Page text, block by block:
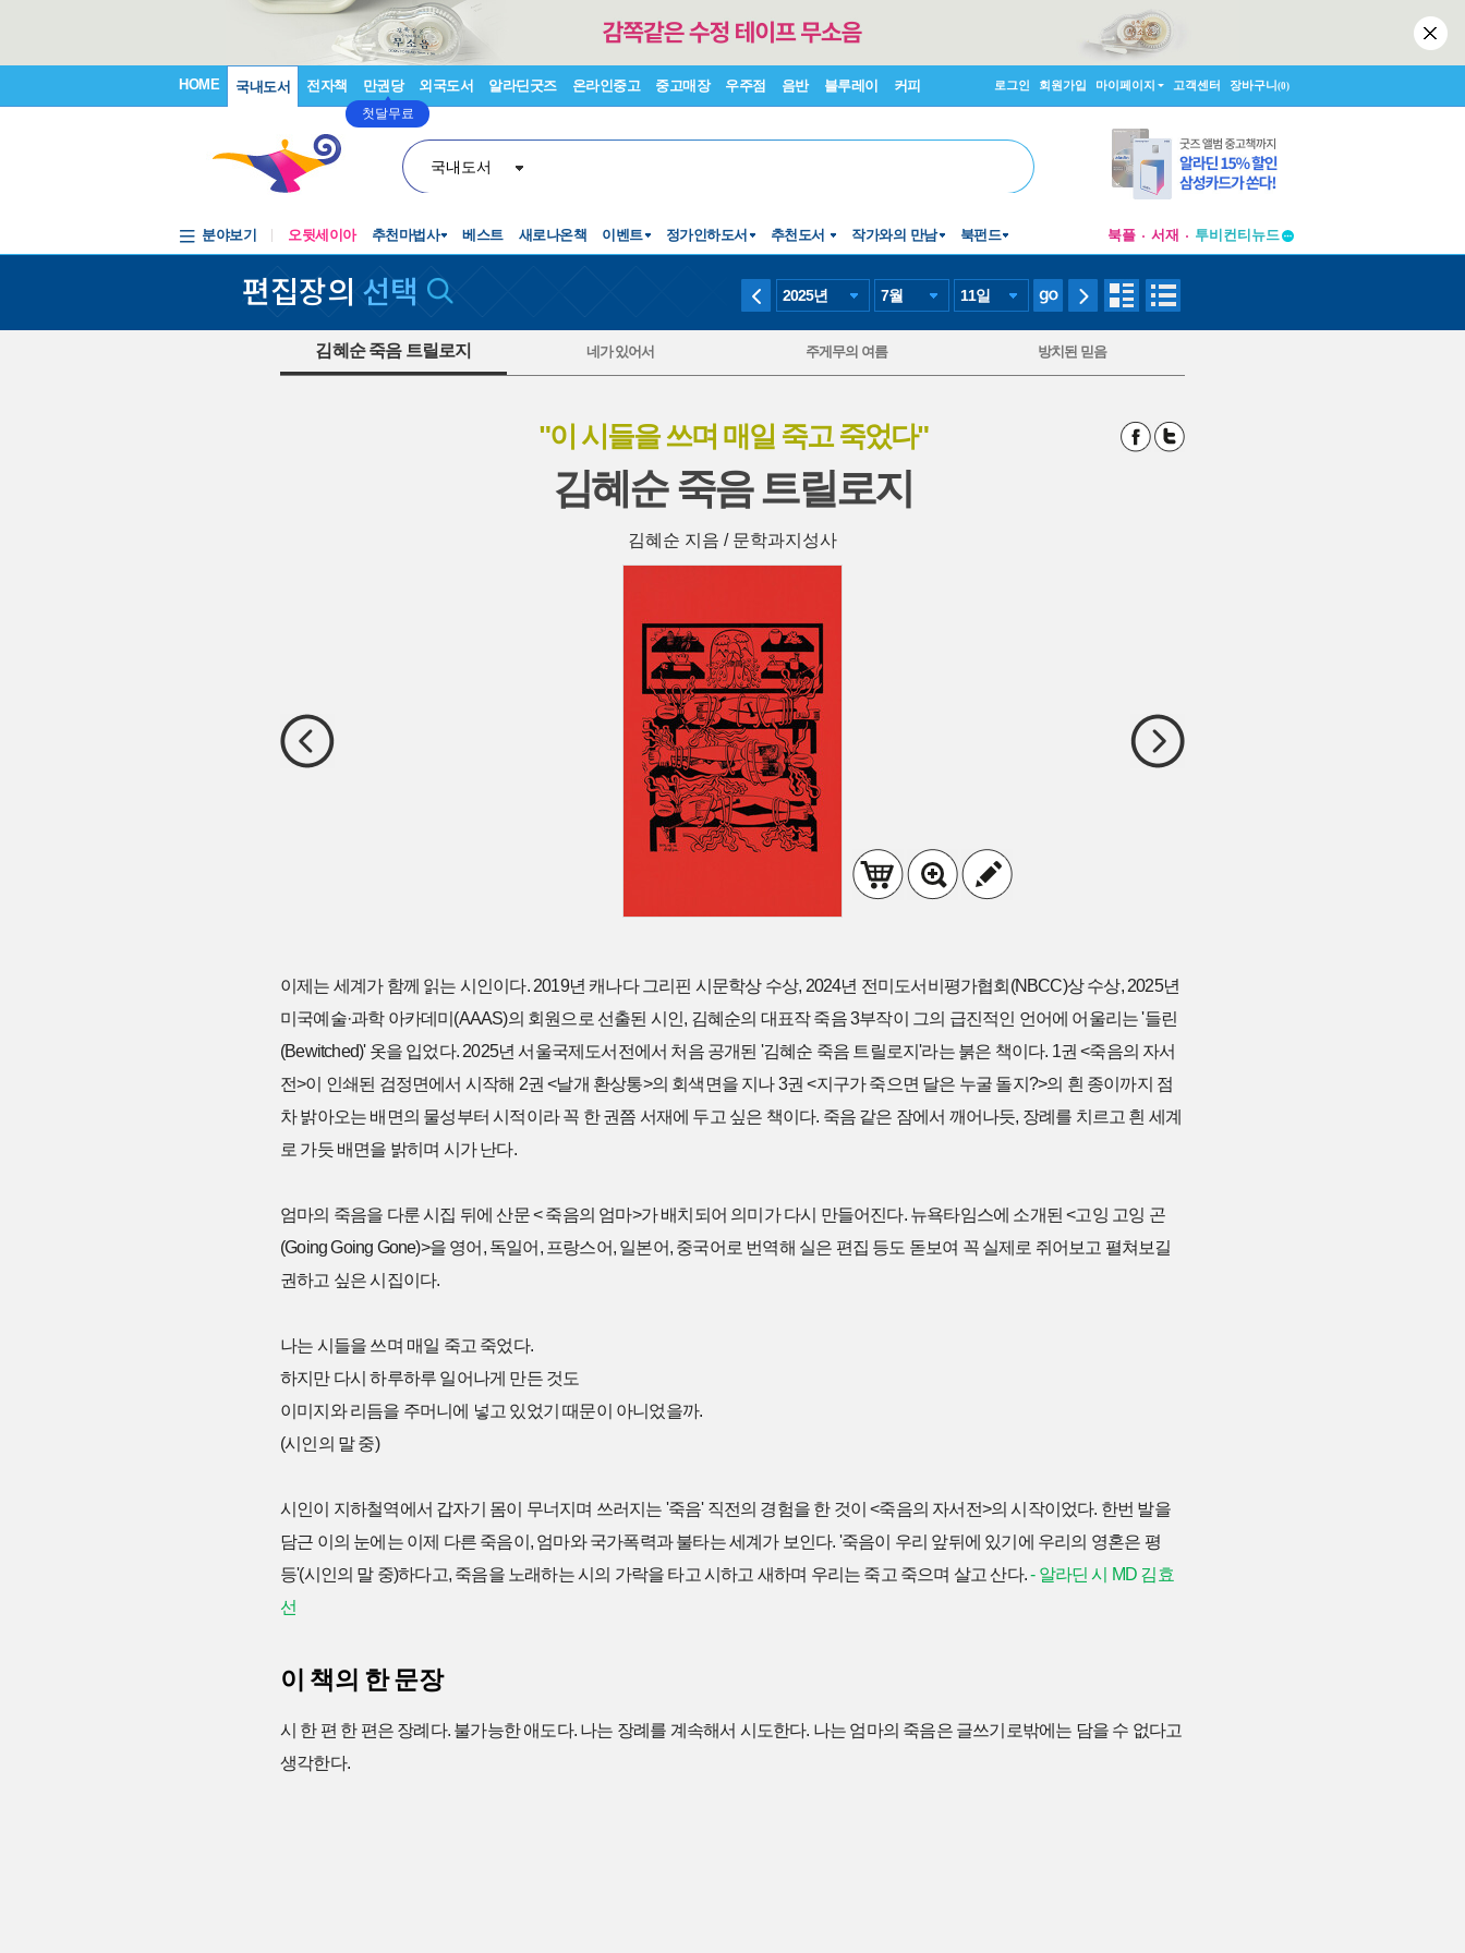
HOME 국내도서 전자책 만권당
첫달무료
외국도서 알라딘굿즈 온라인중고 중고매장 우주점 음반 블루레이 커피 로그인 회원가입 마이페이지 고객센터 장바구니(0)
국내도서
분야보기 오뒷세이아 추천마법사 베스트 새로나온책 이벤트 정가인하도서 추천도서 작가와의 만남 북펀드 북플 서재
투비컨티뉴드
편집장의 선택 2025년 7월 11일
김혜순 죽음 트릴로지 네가 있어서 주게무의 여름 방치된 믿음
"이 시들을 쓰며 매일 죽고 죽었다"
김혜순 죽음 트릴로지
김혜순 지음 / 문학과지성사
이제는 세계가 함께 읽는 시인이다. 2019년 캐나다 그리핀 시문학상 수상, 2024년 전미도서비평가협회(NBCC)상 수상, 2025년
미국예술·과학 아카데미(AAAS)의 회원으로 선출된 시인, 김혜순의 대표작 죽음 3부작이 그의 급진적인 언어에 어울리는 '들린
(Bewitched)' 옷을 입었다. 2025년 서울국제도서전에서 처음 공개된 '김혜순 죽음 트릴로지'라는 붉은 책이다. 1권 <죽음의 자서
전>이 인쇄된 검정면에서 시작해 2권 <날개 환상통>의 회색면을 지나 3권 <지구가 죽으면 달은 누굴 돌지?>의 흰 종이까지 점
차 밝아오는 배면의 물성부터 시적이라 꼭 한 권쯤 서재에 두고 싶은 책이다. 죽음 같은 잠에서 깨어나듯, 장례를 치르고 흰 세계
로 가듯 배면을 밝히며 시가 난다.
엄마의 죽음을 다룬 시집 뒤에 산문 < 죽음의 엄마>가 배치되어 의미가 다시 만들어진다. 뉴욕타임스에 소개된 <고잉 고잉 곤
(Going Going Gone)>을 영어, 독일어, 프랑스어, 일본어, 중국어로 번역해 실은 편집 등도 돋보여 꼭 실제로 쥐어보고 펼쳐보길
권하고 싶은 시집이다.
나는 시들을 쓰며 매일 죽고 죽었다.
하지만 다시 하루하루 일어나게 만든 것도
이미지와 리듬을 주머니에 넣고 있었기 때문이 아니었을까.
(시인의 말 중)
시인이 지하철역에서 갑자기 몸이 무너지며 쓰러지는 '죽음' 직전의 경험을 한 것이 <죽음의 자서전>의 시작이었다. 한번 발을
담근 이의 눈에는 이제 다른 죽음이, 엄마와 국가폭력과 불타는 세계가 보인다. '죽음이 우리 앞뒤에 있기에 우리의 영혼은 평
등'(시인의 말 중)하다고, 죽음을 노래하는 시의 가락을 타고 시하고 새하며 우리는 죽고 죽으며 살고 산다.- 알라딘 시 MD 김효
선
이 책의 한 문장
시 한 편 한 편은 장례다. 불가능한 애도다. 나는 장례를 계속해서 시도한다. 나는 엄마의 죽음은 글쓰기로밖에는 담을 수 없다고
생각한다.